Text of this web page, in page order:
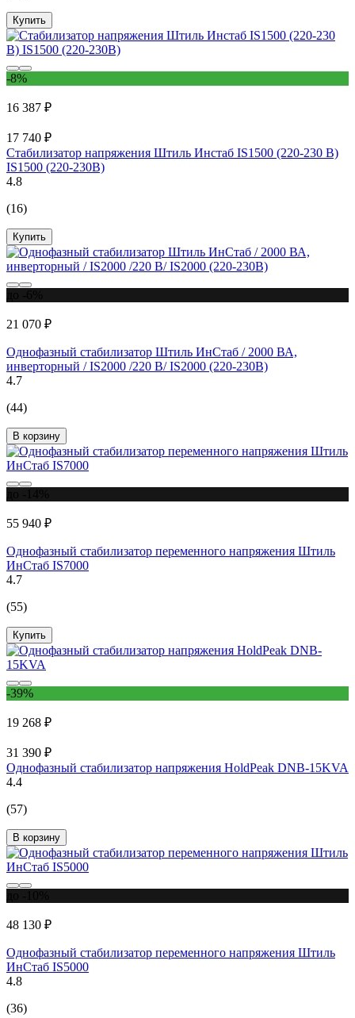
Купить
-8%
16 387 ₽
17 740 ₽
Стабилизатор напряжения Штиль Инстаб IS1500 (220-230 В)
IS1500 (220-230В)
4.8
(16)
Купить
21 070 ₽
Однофазный стабилизатор Штиль ИнСтаб / 2000 ВА,
инверторный / IS2000 /220 В/ IS2000 (220-230В)
4.7
(44)
В корзину
55 940 ₽
Однофазный стабилизатор переменного напряжения Штиль
ИнСтаб IS7000
4.7
(55)
Купить
-39%
19 268 ₽
31 390 ₽
Однофазный стабилизатор напряжения HoldPeak DNB-15KVA
4.4
(57)
В корзину
48 130 ₽
Однофазный стабилизатор переменного напряжения Штиль
ИнСтаб IS5000
4.8
(36)